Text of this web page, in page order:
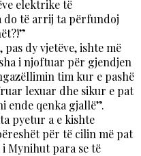
elektrike të
do të arrij ta përfundoj
dy vjetëve, ishte më
i njoftuar për gjendjen
tim kur e pashë
lexuar dhe sikur e pat
ende qenka gjallë”.
pyetur a e kishte
për të cilin më pat
Mynihut para se të